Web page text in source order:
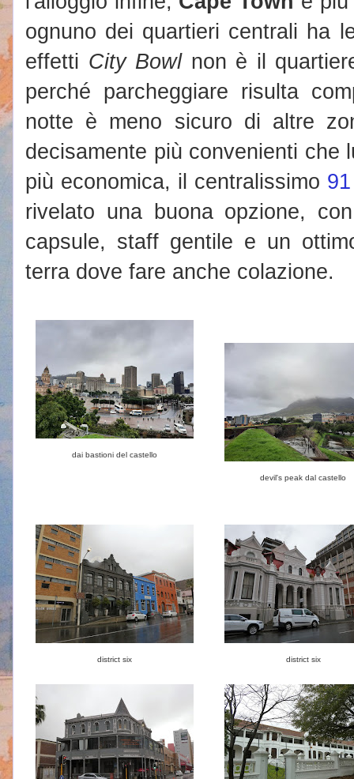
ognuno dei quartieri centrali ha
effetti City Bowlnon è il
perché parcheggiare risulta
notte è meno sicuro di altre
decisamente più convenienti che
più economica, il centralissimo
rivelato una buona opzione,
capsule, staff gentile e un
terra dove fare anche colazione.
dai bastioni del castello
devil's peak dal castello
district six district six